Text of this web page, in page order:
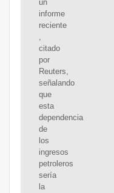
un
informe
reciente
,
citado
por
Reuters,
señalando
que
esta
dependencia
de
los
ingresos
petroleros
sería
la